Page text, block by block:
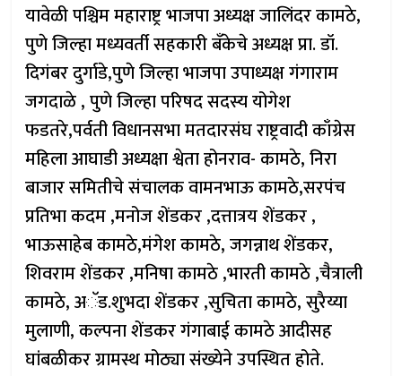
यावेळी पश्चिम महाराष्ट्र भाजपा अध्यक्ष जालिंदर कामठे,
पुणे जिल्हा मध्यवर्ती सहकारी बँकेचे अध्यक्ष प्रा. डॉ.
दिगंबर दुर्गाडे,पुणे जिल्हा भाजपा उपाध्यक्ष गंगाराम
जगदाळे , पुणे जिल्हा परिषद सदस्य योगेश
फडतरे,पर्वती विधानसभा मतदारसंघ राष्ट्रवादी काँग्रेस
महिला आघाडी अध्यक्षा श्वेता होनराव- कामठे, निरा
बाजार समितीचे संचालक वामनभाऊ कामठे,सरपंच
प्रतिभा कदम ,मनोज शेंडकर ,दत्तात्रय शेंडकर ,
भाऊसाहेब कामठे,मंगेश कामठे, जगन्नाथ शेंडकर,
शिवराम शेंडकर ,मनिषा कामठे ,भारती कामठे ,चैत्राली
कामठे, अॅड.शुभदा शेंडकर ,सुचिता कामठे, सुरैय्या
मुलाणी, कल्पना शेंडकर गंगाबाई कामठे आदीसह
घांबळीकर ग्रामस्थ मोठ्या संख्येने उपस्थित होते.